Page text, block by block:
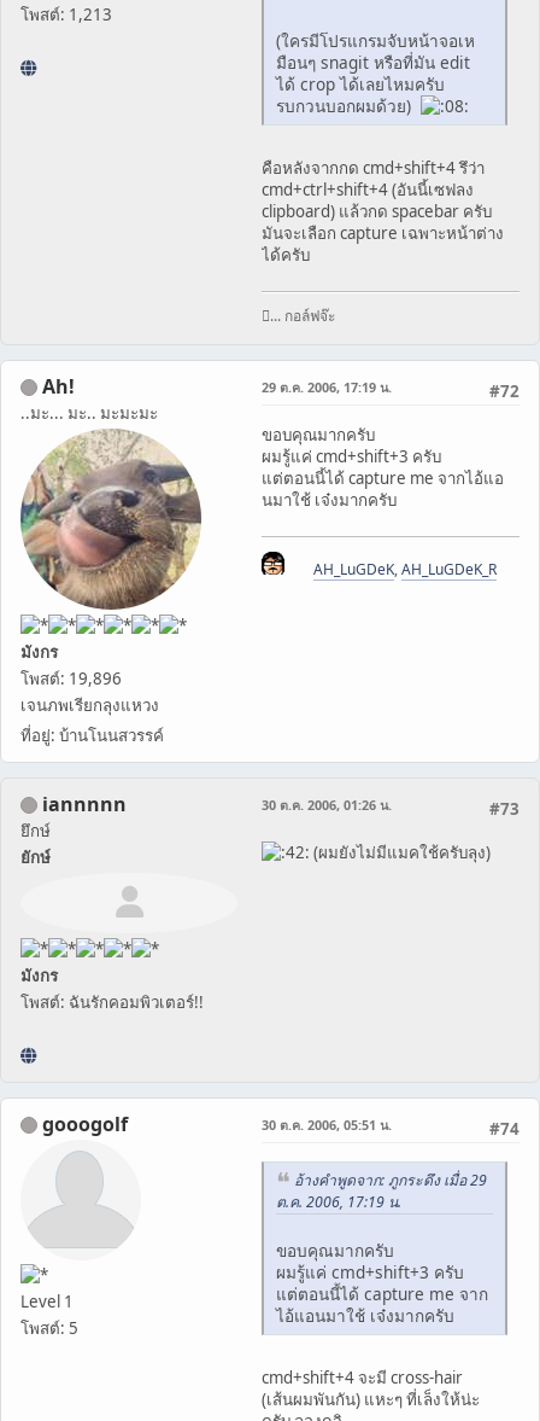
โพสต์: 1,213
(ใครมีโปรแกรมจับหน้าจอเห
มือนๆ snagit หรือที่มัน edit
ได้ crop ได้เลยไหมครับ
รบกวนบอกผมด้วย)
คือหลังจากกด cmd+shift+4 รึว่า
cmd+ctrl+shift+4 (อันนี้เซฟลง
clipboard) แล้วกด spacebar ครับ
มันจะเลือก capture เฉพาะหน้าต่าง
ได้ครับ
... กอล์ฟจ๊ะ
Ah!
..มะ... มะ.. มะมะมะ
มังกร
โพสต์: 19,896
เจนภพเรียกลุงแหวง
ที่อยู่: บ้านโนนสวรรค์
#72
29 ต.ค. 2006, 17:19 น.
ขอบคุณมากครับ
ผมรู้แค่ cmd+shift+3 ครับ
แต่ตอนนี้ได้ capture me จากไอ้แอ
นมาใช้ เจ๋งมากครับ
AH_LuGDeK,AH_LuGDeK_R
iannnnn
ยึกษ์
ยักษ์
มังกร
โพสต์: ฉันรักคอมพิวเตอร์!!
#73
30 ต.ค. 2006, 01:26 น.
(ผมยังไม่มีแมคใช้ครับลุง)
gooogolf
Level 1
โพสต์: 5
#74
30 ต.ค. 2006, 05:51 น.
อ้างคำพูดจาก: ภูกระดึง เมื่อ 29
ต.ค. 2006, 17:19 น.
ขอบคุณมากครับ
ผมรู้แค่ cmd+shift+3 ครับ
แต่ตอนนี้ได้ capture me จาก
ไอ้แอนมาใช้ เจ๋งมากครับ
cmd+shift+4 จะมี cross-hair
(เส้นผมพันกัน) แหะๆ ที่เล็งให้น่ะ